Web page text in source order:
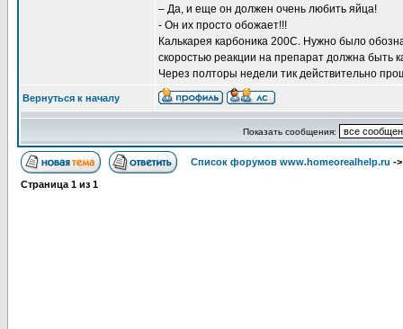
– Да, и еще он должен очень любить яйца!
- Он их просто обожает!!!
Калькарея карбоника 200С. Нужно было
скоростью реакции на препарат должна быть
Через полторы недели тик действительно
Вернуться к началу
Показать сообщения:
Список форумов www.homeorealhelp.ru -
Страница 1 из 1